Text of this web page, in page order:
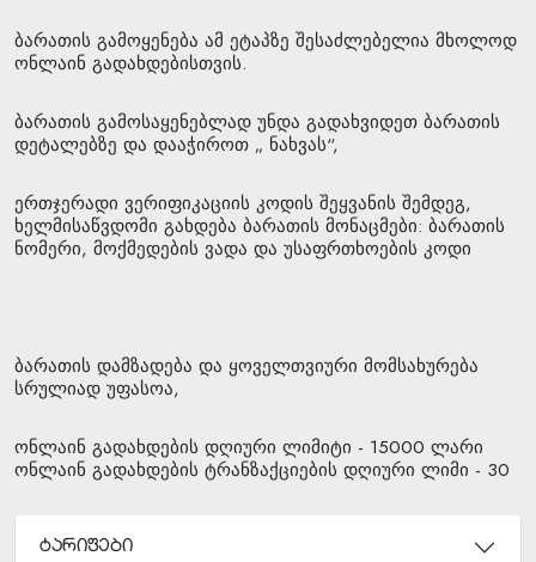
ბარათის გამოყენება ამ ეტაპზე შესაძლებელია მხოლოდ
ონლაინ გადახდებისთვის.
ბარათის გამოსაყენებლად უნდა გადახვიდეთ ბარათის
დეტალებზე და დააჭიროთ „ ნახვას“,
ერთჯერადი ვერიფიკაციის კოდის შეყვანის შემდეგ,
ხელმისაწვდომი გახდება ბარათის მონაცმები: ბარათის
ნომერი, მოქმედების ვადა და უსაფრთხოების კოდი
ბარათის დამზადება და ყოველთვიური მომსახურება
სრულიად უფასოა,
ონლაინ გადახდების დღიური ლიმიტი - 15000 ლარი
ონლაინ გადახდების ტრანზაქციების დღიური ლიმი - 30
ტარიფები